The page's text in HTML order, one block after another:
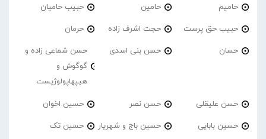
حامیم حامین حبیب حامیان
حبیب حق پرست حجت اشرف زاده حرمان
حسان حسن بنی اسدی
حسن شماعی زاده و
گوگوش و
هیپهاپولوژیست
حسن علیقلی حسن نصر حسین اخوان
حسین بابایی حسین باج و شهریار حسین تک